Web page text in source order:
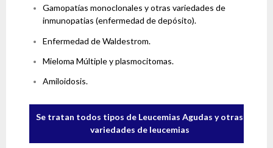
Gamopatías monoclonales y otras variedades de
inmunopatias (enfermedad de depósito).
Enfermedad de Waldestrom.
Mieloma Múltiple y plasmocitomas.
Amiloidosis.
Se tratan todos tipos de Leucemias Agudas y otras
variedades de leucemias